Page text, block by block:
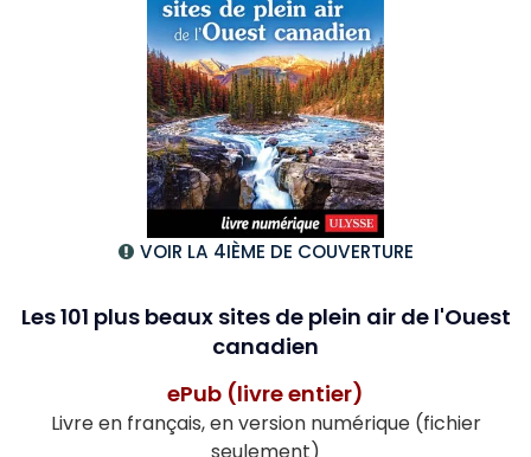
VOIR LA 4IÈME DE COUVERTURE
Les 101 plus beaux sites de plein air de l'Ouest
canadien
ePub (livre entier)
Livre en français, en version numérique (fichier